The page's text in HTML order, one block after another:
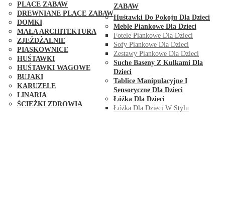
PLACE ZABAW
DREWNIANE PLACE ZABAW
DOMKI
MAŁA ARCHITEKTURA
ZJEŻDŻALNIE
PIASKOWNICE
HUŚTAWKI
HUŚTAWKI WAGOWE
BUJAKI
KARUZELE
LINARIA
ŚCIEŻKI ZDROWIA
ZABAW
Huśtawki Do Pokoju Dla Dzieci
Meble Piankowe Dla Dzieci
Fotele Piankowe Dla Dzieci
Sofy Piankowe Dla Dzieci
Zestawy Piankowe Dla Dzieci
Suche Baseny Z Kulkami Dla
Dzieci
Tablice Manipulacyjne I
Sensoryczne Dla Dzieci
Łóżka Dla Dzieci
Łóżka Dla Dzieci W Stylu